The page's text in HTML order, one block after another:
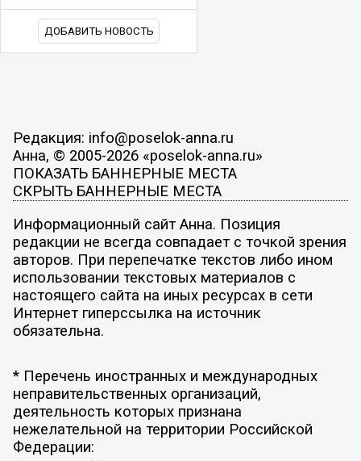
ДОБАВИТЬ НОВОСТЬ
Редакция: info@poselok-anna.ru
Анна, © 2005-2026 «poselok-anna.ru»
ПОКАЗАТЬ БАННЕРНЫЕ МЕСТА
СКРЫТЬ БАННЕРНЫЕ МЕСТА
Информационный сайт Анна. Позиция
редакции не всегда совпадает с точкой зрения
авторов. При перепечатке текстов либо ином
использовании текстовых материалов с
настоящего сайта на иных ресурсах в сети
Интернет гиперссылка на источник
обязательна.
* Перечень иностранных и международных
неправительственных организаций,
деятельность которых признана
нежелательной на территории Российской
Федерации: